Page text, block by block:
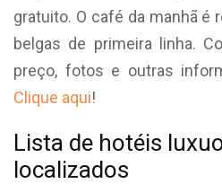
gratuito. O café da manhã é
belgas de primeira linha.
preço, fotos e outras
Clique aqui!
Lista de hotéis
localizados